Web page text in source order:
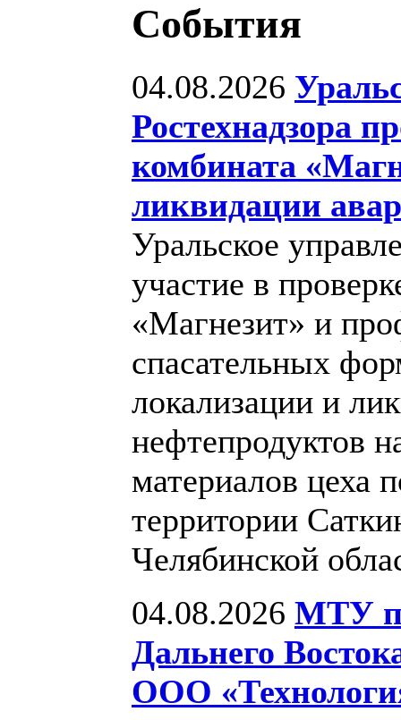
События
04.08.2026
Ростехнадзора
комбината
ликвидации
Уральское
участие в
«Магнезит» и
спасательных
локализации и
нефтепродуктов
материалов цеха
территории
Челябинской
04.08.2026 МТУ
Дальнего
ООО